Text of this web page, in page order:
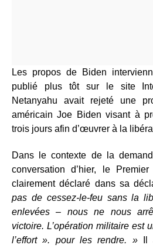
Les propos de Biden
publié plus tôt sur le site
Netanyahu avait rejeté une
américain Joe Biden visant à
trois jours afin d’œuvrer à la
Dans le contexte de la
conversation d’hier, le
clairement déclaré dans sa
pas de cessez-le-feu sans la
enlevées – nous ne nous
victoire. L’opération militaire est
l’effort ». pour les rendre. »Il